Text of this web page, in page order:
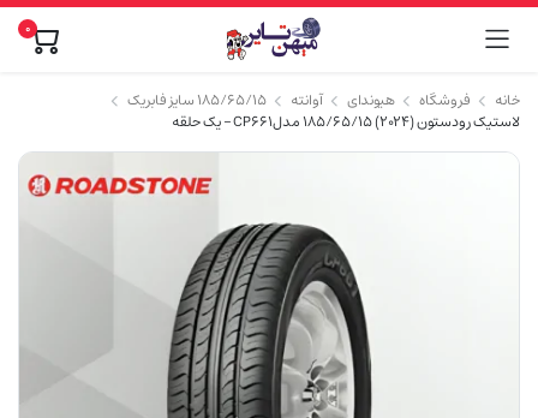
0
خانه فروشگاه هیوندای آوانته
۱۸۵/۶۵/۱۵ سایز فابریک
لاستیک رودستون (2024) 185/65/15 مدلCP661 – یک حلقه